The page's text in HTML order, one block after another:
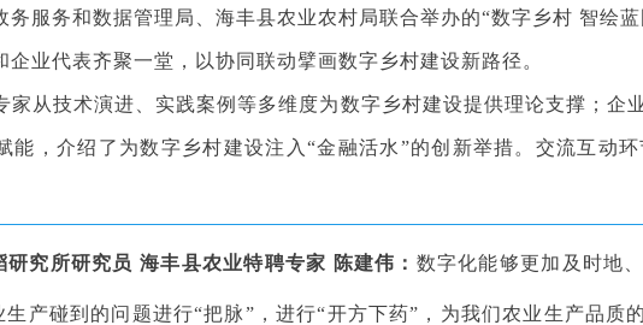
务和数据管理局、海丰县农业农村局联合举办的“数字乡村 智绘蓝
企业代表齐聚一堂，以协同联动擘画数字乡村建设新路径。
技术演进、实践案例等多维度为数字乡村建设提供理论支撑；企
能，介绍了为数字乡村建设注入“金融活水”的创新举措。交流互动
究所研究员 海丰县农业特聘专家 陈建伟： 数字化能够更加及时地
产碰到的问题进行“把脉”，进行“开方下药”，为我们农业生产品质